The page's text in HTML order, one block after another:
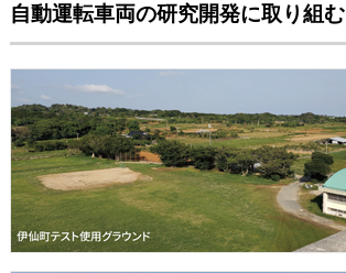
自動運転車両の研究開発に取り組む